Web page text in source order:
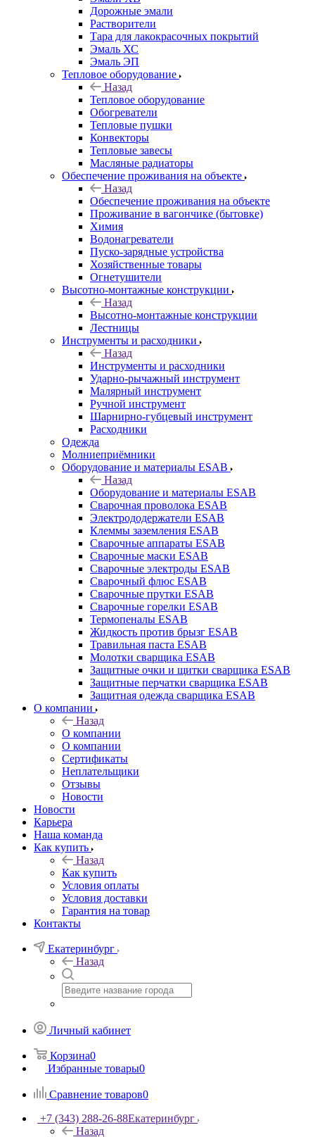
Дорожные эмали
Растворители
Тара для лакокрасочных покрытий
Эмаль ХС
Эмаль ЭП
Тепловое оборудование
Назад
Тепловое оборудование
Обогреватели
Тепловые пушки
Конвекторы
Тепловые завесы
Масляные радиаторы
Обеспечение проживания на объекте
Назад
Обеспечение проживания на объекте
Проживание в вагончике (бытовке)
Химия
Водонагреватели
Пуско-зарядные устройства
Хозяйственные товары
Огнетушители
Высотно-монтажные конструкции
Назад
Высотно-монтажные конструкции
Лестницы
Инструменты и расходники
Назад
Инструменты и расходники
Ударно-рычажный инструмент
Малярный инструмент
Ручной инструмент
Шарнирно-губцевый инструмент
Расходники
Одежда
Молниеприёмники
Оборудование и материалы ESAB
Назад
Оборудование и материалы ESAB
Сварочная проволока ESAB
Электрододержатели ESAB
Клеммы заземления ESAB
Сварочные аппараты ESAB
Сварочные маски ESAB
Сварочные электроды ESAB
Сварочный флюс ESAB
Сварочные прутки ESAB
Сварочные горелки ESAB
Термопеналы ESAB
Жидкость против брызг ESAB
Травильная паста ESAB
Молотки сварщика ESAB
Защитные очки и щитки сварщика ESAB
Защитные перчатки сварщика ESAB
Защитная одежда сварщика ESAB
О компании
Назад
О компании
О компании
Сертификаты
Неплательщики
Отзывы
Новости
Новости
Карьера
Наша команда
Как купить
Назад
Как купить
Условия оплаты
Условия доставки
Гарантия на товар
Контакты
Екатеринбург
Назад
Личный кабинет
Корзина0
Избранные товары0
Сравнение товаров0
+7 (343) 288-26-88Екатеринбург
Назад